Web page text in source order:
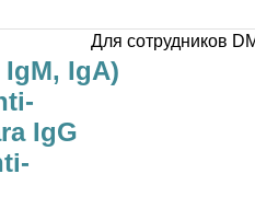
Для сотрудников
IgA)
IgG